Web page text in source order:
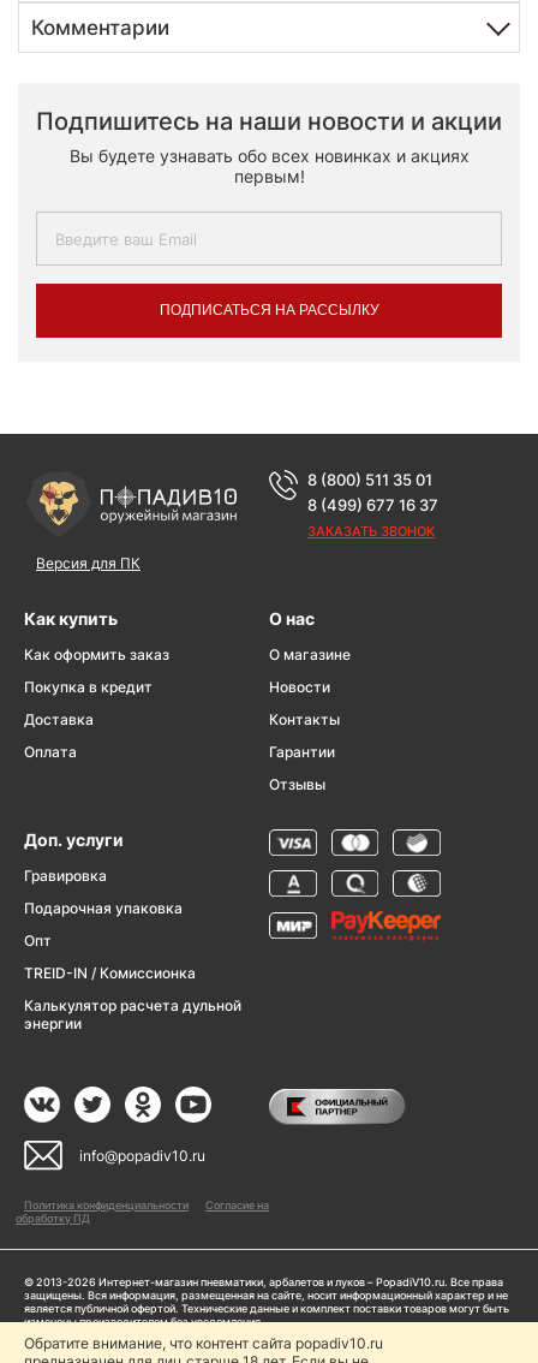
Комментарии
Подпишитесь на наши новости и акции
Вы будете узнавать обо всех новинках и акциях
первым!
ПОДПИСАТЬСЯ НА РАССЫЛКУ
Версия для ПК
8 (800) 511 35 01
8 (499) 677 16 37
ЗАКАЗАТЬ ЗВОНОК
Как купить
Как оформить заказ
Покупка в кредит
Доставка
Оплата
О нас
О магазине
Новости
Контакты
Гарантии
Отзывы
Доп. услуги
Гравировка
Подарочная упаковка
Опт
TREID-IN / Комиссионка
Калькулятор расчета дульной
энергии
info@popadiv10.ru
Политика конфиденциальности
Согласие на
обработку ПД
© 2013-2026 Интернет-магазин пневматики, арбалетов и луков – PopadiV10.ru. Все права
защищены. Вся информация, размещенная на сайте, носит информационный характер и не
является публичной офертой. Технические данные и комплект поставки товаров могут быть
изменены производителем без уведомления
ИП Жарук Александр Сергеевич, ОГРНИП: 314504704200042
Пользуясь сайтом Popadiv10.ru, пользователь автоматически соглашается с условиями,
Обратите внимание, что контент сайта popadiv10.ru